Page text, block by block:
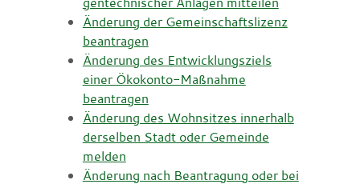
Änderung der Gemeinschaftslizenz
beantragen
Änderung des Entwicklungsziels
einer Ökokonto-Maßnahme
beantragen
Änderung des Wohnsitzes innerhalb
derselben Stadt oder Gemeinde
melden
Änderung nach Beantragung oder bei